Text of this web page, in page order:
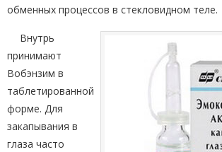
обменных процессов в стекловидном теле.
Внутрь
принимают
Вобэнзим в
таблетированной
форме. Для
закапывания в
глаза часто